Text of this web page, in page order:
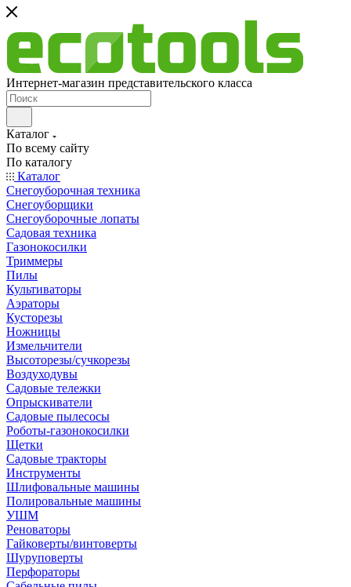
Интернет-магазин представительского класса
Каталог
По всему сайту
По каталогу
Каталог
Снегоуборочная техника
Снегоуборщики
Снегоуборочные лопаты
Садовая техника
Газонокосилки
Триммеры
Пилы
Культиваторы
Аэраторы
Кусторезы
Ножницы
Измельчители
Высоторезы/сучкорезы
Воздуходувы
Садовые тележки
Опрыскиватели
Садовые пылесосы
Роботы-газонокосилки
Щетки
Садовые тракторы
Инструменты
Шлифовальные машины
Полировальные машины
УШМ
Реноваторы
Гайковерты/винтоверты
Шуруповерты
Перфораторы